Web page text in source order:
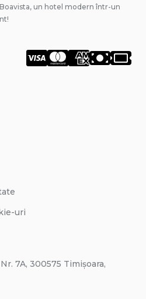
un hotel modern într-un
uri
7A, 300575 Timişoara,